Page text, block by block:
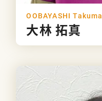
OOBAYASHI Takuma
大林 拓真